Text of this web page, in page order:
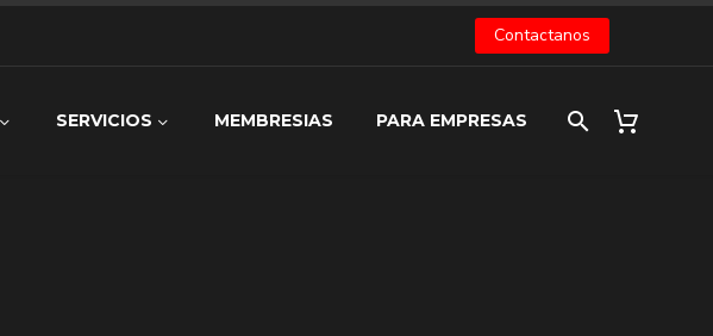
Contactanos
SERVICIOS MEMBRESIAS PARA EMPRESAS